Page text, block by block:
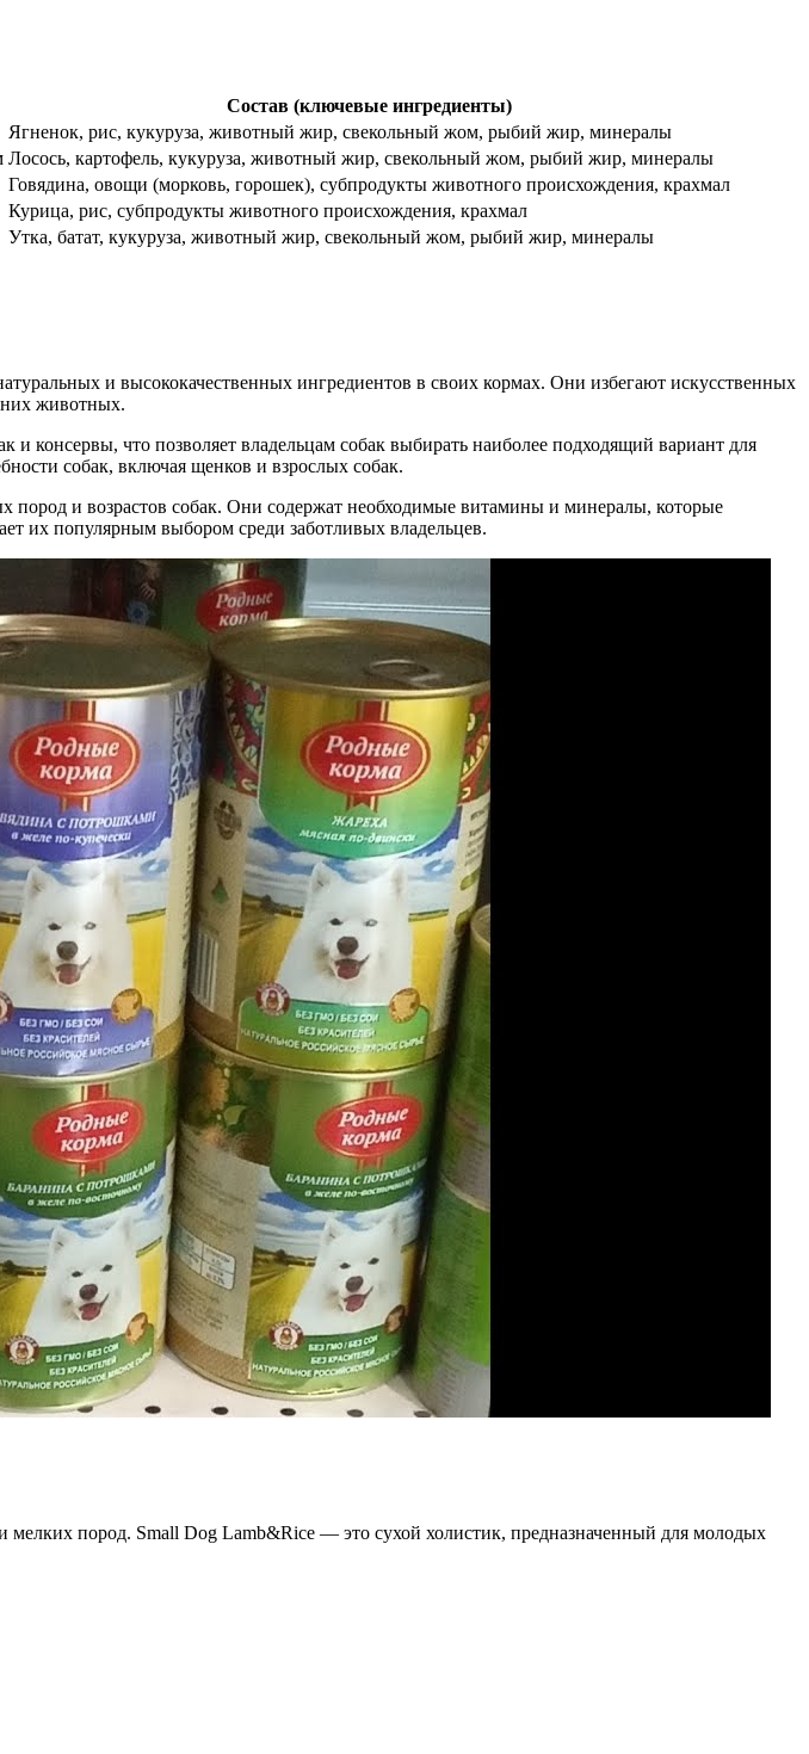
Состав (ключевые ингредиенты)
Ягненок, рис, кукуруза, животный жир, свекольный жом, рыбий жир, минералы
Лосось, картофель, кукуруза, животный жир, свекольный жом, рыбий жир, минералы
Говядина, овощи (морковь, горошек), субпродукты животного происхождения, крахмал
Курица, рис, субпродукты животного происхождения, крахмал
Утка, батат, кукуруза, животный жир, свекольный жом, рыбий жир, минералы
и высококачественных ингредиентов в своих кормах. Они избегают искусственных
животных.
и консервы, что позволяет владельцам собак выбирать наиболее подходящий вариант для
собак, включая щенков и взрослых собак.
пород и возрастов собак. Они содержат необходимые витамины и минералы, которые
их популярным выбором среди заботливых владельцев.
мелких пород. Small Dog Lamb&Rice — это сухой холистик, предназначенный для молодых